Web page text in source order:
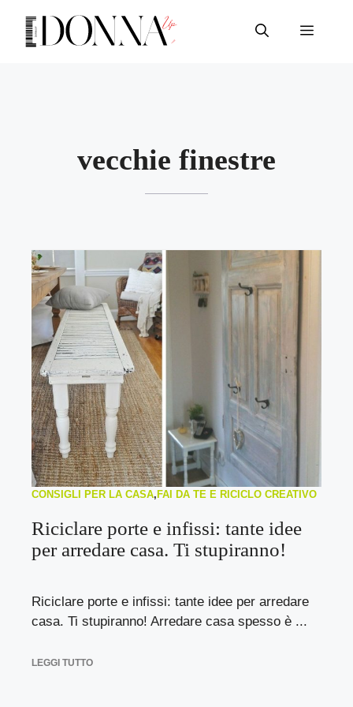
contenuto
Menu
vecchie finestre
CONSIGLI PER LA CASA, FAI DA TE E RICICLO CREATIVO
Riciclare porte e infissi: tante idee
per arredare casa. Ti stupiranno!
Riciclare porte e infissi: tante idee per arredare
casa. Ti stupiranno! Arredare casa spesso è ...
LEGGI TUTTO